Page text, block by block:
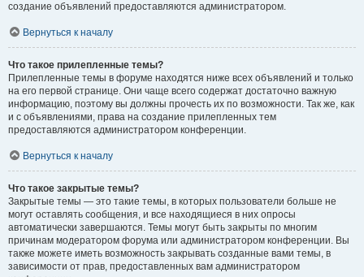
создание объявлений предоставляются администратором.
Вернуться к началу
Что такое прилепленные темы?
Прилепленные темы в форуме находятся ниже всех объявлений и только
на его первой странице. Они чаще всего содержат достаточно важную
информацию, поэтому вы должны прочесть их по возможности. Так же, как
и с объявлениями, права на создание прилепленных тем
предоставляются администратором конференции.
Вернуться к началу
Что такое закрытые темы?
Закрытые темы — это такие темы, в которых пользователи больше не
могут оставлять сообщения, и все находящиеся в них опросы
автоматически завершаются. Темы могут быть закрыты по многим
причинам модератором форума или администратором конференции. Вы
также можете иметь возможность закрывать созданные вами темы, в
зависимости от прав, предоставленных вам администратором